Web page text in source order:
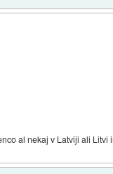
al nekaj v Latviji ali Litvi